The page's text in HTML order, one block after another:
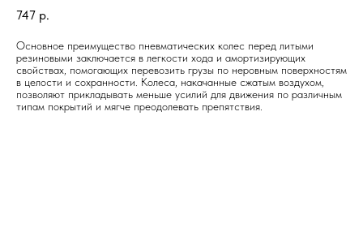
747 р.
Основное преимущество пневматических колес перед литыми
резиновыми заключается в легкости хода и амортизирующих
свойствах, помогающих перевозить грузы по неровным поверхностям
в целости и сохранности. Колеса, накачанные сжатым воздухом,
позволяют прикладывать меньше усилий для движения по различным
типам покрытий и мягче преодолевать препятствия.